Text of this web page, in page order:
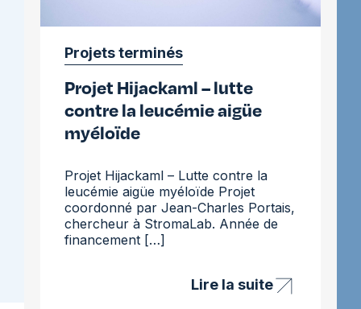
Projets terminés
Projet Hijackaml – lutte
contre la leucémie aigüe
myéloïde
Projet Hijackaml – Lutte contre la
leucémie aigüe myéloïde Projet
coordonné par Jean-Charles Portais,
chercheur à StromaLab. Année de
financement […]
Lire la suite
Projet